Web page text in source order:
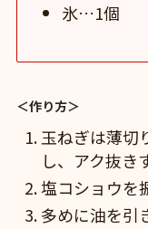
氷…1個
＜作り方＞
玉ねぎは薄切
し、アク抜き
塩コショウを
多めに油を引